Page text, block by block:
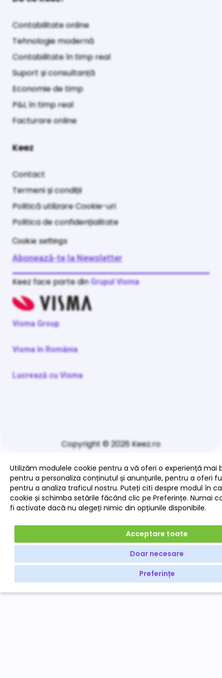
Contabilitate online
Tehnologie modernă
Contabilitate în timp real
Suport și consultanță
Economie de timp
P&L în timp real
Facturare online
Keez
Contact
Termeni și condiții
Politică utilizare Cookie-uri
Politica de confidențialitate
Cookie settings
Abonează-te la Newsletter
Keez face parte dinGrupul Visma
Visma Group
Visma în România
Lucrează cu Visma
Copyright © 2026 Keez.ro